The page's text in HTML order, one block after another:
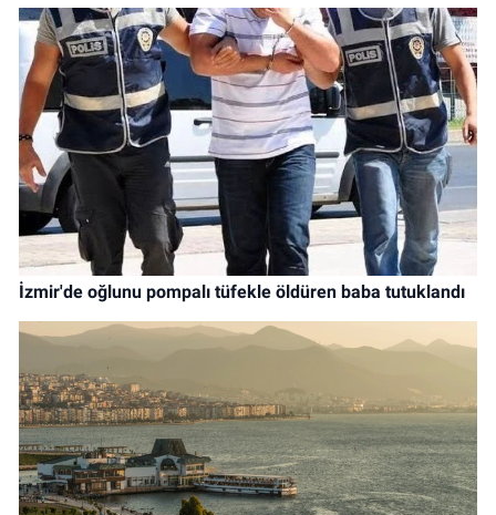
İzmir'de oğlunu pompalı tüfekle öldüren baba tutuklandı